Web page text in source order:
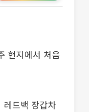
현지에서 처음
드백 장갑차